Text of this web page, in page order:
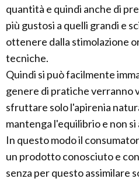
quantità e quindi anche di
più gustosi a quelli grandi e
ottenere dalla stimolazione
tecniche.
Quindi si può facilmente
genere di pratiche verranno
sfruttare solo l'apirenia
mantenga l'equilibrio e non
In questo modo il
un prodotto conosciuto e
senza per questo assimilare